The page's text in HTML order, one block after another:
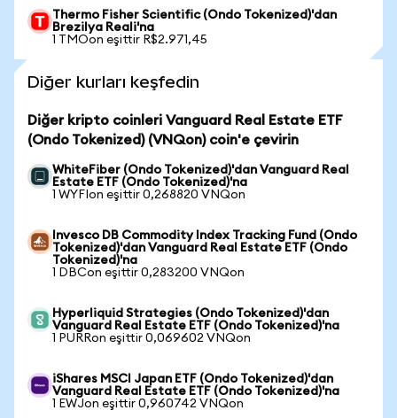
Thermo Fisher Scientific (Ondo Tokenized)'dan
Brezilya Reali'na
1 TMOon eşittir R$2.971,45
Diğer kurları keşfedin
Diğer kripto coinleri Vanguard Real Estate ETF
(Ondo Tokenized) (VNQon) coin'e çevirin
WhiteFiber (Ondo Tokenized)'dan Vanguard Real
Estate ETF (Ondo Tokenized)'na
1 WYFIon eşittir 0,268820 VNQon
Invesco DB Commodity Index Tracking Fund (Ondo
Tokenized)'dan Vanguard Real Estate ETF (Ondo
Tokenized)'na
1 DBCon eşittir 0,283200 VNQon
Hyperliquid Strategies (Ondo Tokenized)'dan
Vanguard Real Estate ETF (Ondo Tokenized)'na
1 PURRon eşittir 0,069602 VNQon
iShares MSCI Japan ETF (Ondo Tokenized)'dan
Vanguard Real Estate ETF (Ondo Tokenized)'na
1 EWJon eşittir 0,960742 VNQon